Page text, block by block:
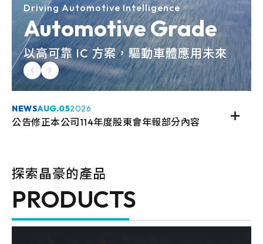
Driving Automotive Intelligence
Automotive Grade
以高可靠 IC 方案，驅動車體應用未來
NEWSAUG.052026
公告修正本公司114年度股東會年報部分內容
探索晶豪的產品
PRODUCTS